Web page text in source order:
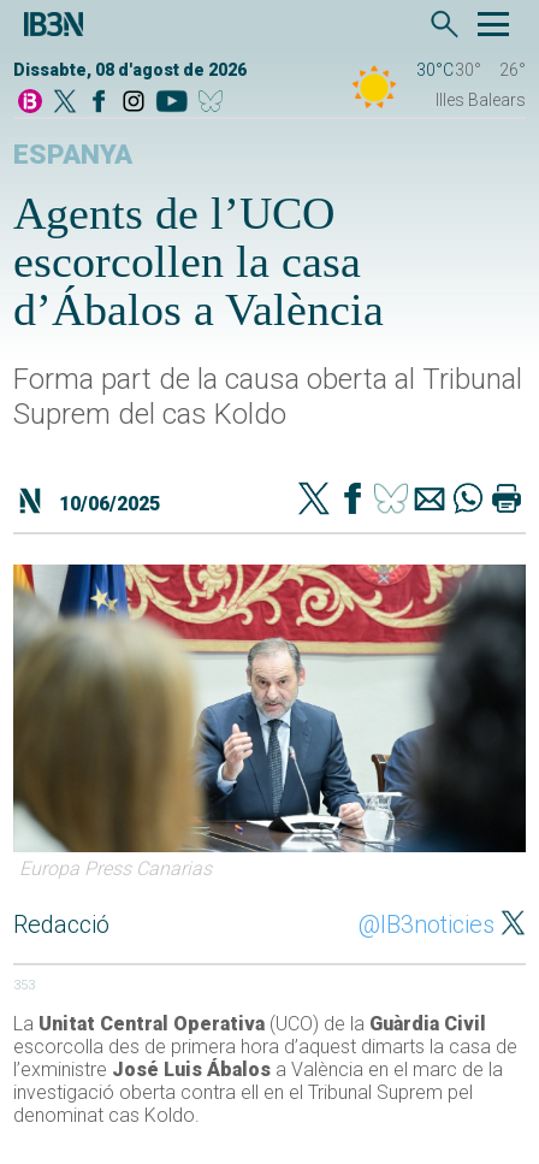
Dissabte, 08 d'agost de 2026 30°C30°
26°
Illes Balears
ESPANYA
Agents de l’UCO
escorcollen la casa
d’Ábalos a València
Forma part de la causa oberta al Tribunal
Suprem del cas Koldo
10/06/2025
Europa Press Canarias
Redacció @IB3noticies
353
La Unitat Central Operativa (UCO) de la Guàrdia Civil
escorcolla des de primera hora d’aquest dimarts la casa de
l’exministre José Luis Ábalos a València en el marc de la
investigació oberta contra ell en el Tribunal Suprem pel
denominat cas Koldo.